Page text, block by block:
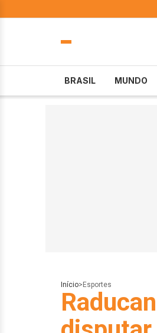
BRASIL MUNDO
Início> Esportes